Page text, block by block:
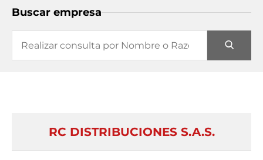
Buscar empresa
RC DISTRIBUCIONES S.A.S.